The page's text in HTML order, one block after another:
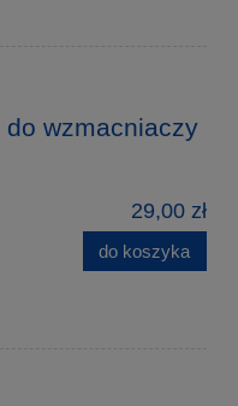
wzmacniaczy
29,00 zł
do koszyka